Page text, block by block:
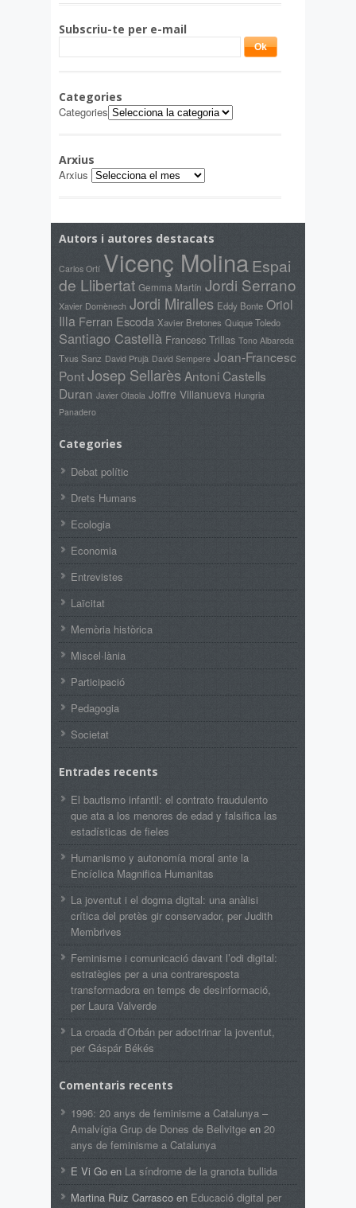
Subscriu-te per e-mail
Categories
Categories
Arxius
Arxius
Autors i autores destacats
Carlos Ortí Vicenç MolinaEspai
de Llibertat Gemma Martín Jordi Serrano
Xavier Domènech Jordi Miralles Eddy Bonte Oriol
Illa Ferran Escoda Xavier Bretones Quique Toledo
Santiago Castellà Francesc Trillas Tono Albareda
Txus Sanz David Prujà David Sempere Joan-Francesc
PontJosep SellarèsAntoni Castells
Duran Javier Otaola Joffre Villanueva Hungria
Panadero
Categories
Debat polític
Drets Humans
Ecologia
Economia
Entrevistes
Laïcitat
Memòria històrica
Miscel·lània
Participació
Pedagogia
Societat
Entrades recents
El bautismo infantil: el contrato fraudulento
que ata a los menores de edad y falsifica las
estadísticas de fieles
Humanismo y autonomía moral ante la
Encíclica Magnifica Humanitas
La joventut i el dogma digital: una anàlisi
crítica del pretès gir conservador, per Judith
Membrives
Feminisme i comunicació davant l’odi digital:
estratègies per a una contraresposta
transformadora en temps de desinformació,
per Laura Valverde
La croada d’Orbán per adoctrinar la joventut,
per Gáspár Békés
Comentaris recents
1996: 20 anys de feminisme a Catalunya –
Amalvígia Grup de Dones de Bellvitge en 20
anys de feminisme a Catalunya
E Vi Go en La síndrome de la granota bullida
Martina Ruiz Carrasco en Educació digital per